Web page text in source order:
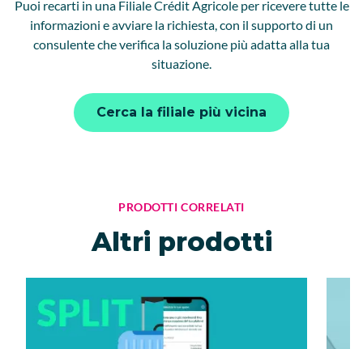
Puoi recarti in una Filiale Crédit Agricole per ricevere tutte le
informazioni e avviare la richiesta, con il supporto di un
consulente che verifica la soluzione più adatta alla tua
situazione.
Cerca la filiale più vicina
PRODOTTI CORRELATI
Altri prodotti